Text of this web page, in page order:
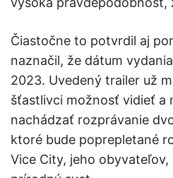
Čiastočne to potvrdil aj
naznačil, že dátum
2023. Uvedený trailer už
šťastlivci možnosť vidieť a
nachádzať rozprávanie
ktoré bude poprepletané
Vice City, jeho